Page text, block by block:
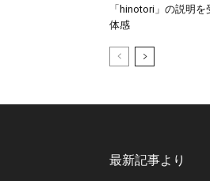
「hinotori」の説明
体感
最新記事より